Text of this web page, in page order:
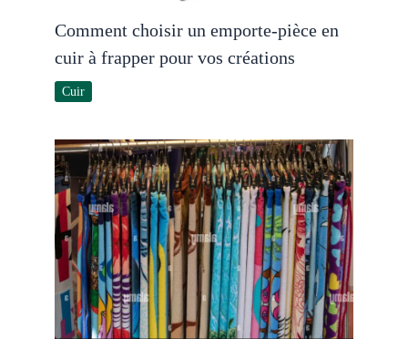
Comment choisir un emporte-pièce en
cuir à frapper pour vos créations
Cuir